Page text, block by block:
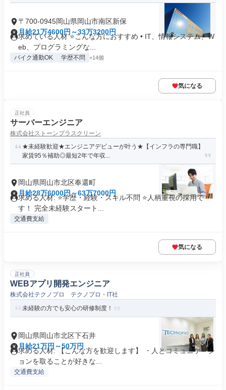
〒700-0945岡山県岡山市南区新保
月給21万4600円～33万3200円
求めている人材 ⭐こんな方におすすめ • IT、情報システム、W
eb、プログラミングな...
バイク通勤OK 学歴不問 +14個
気になる
正社員
サーバーエンジニア
株式会社ストーンプラスクリーン
★未経験歓迎★エンジニアデビューが叶う★【インフラの専門職】
家賃95％補助◎最短2年で年収...
岡山県岡山市北区奉還町
月給28万6000円～63万7000円
求める人材: ⭐学歴・経験・スキル不問 ⭐人柄重視の採用で
す！ 完全未経験スタート...
交通費支給
気になる
正社員
WEBアプリ開発エンジニア
株式会社テクノプロ テクノプロ・IT社
未経験の方でも安心の研修制度！
岡山県岡山市北区下石井
月給21万円～50万円
求める人材: 【こんな方を歓迎します】 ・人とコミュニケーシ
ョンを取ることが好きな...
交通費支給